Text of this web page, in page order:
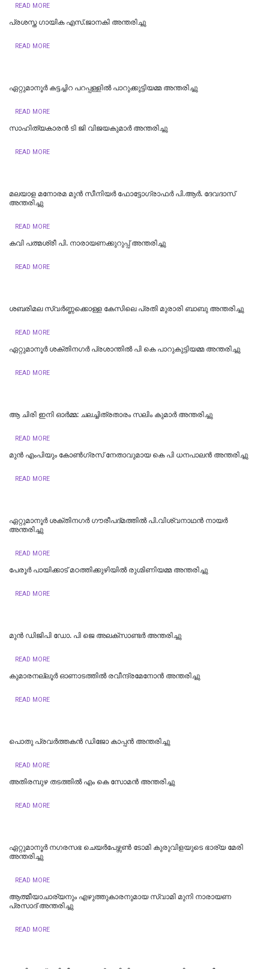
READ MORE
പ്രശസ്ത ഗായിക എസ്.ജാനകി അന്തരിച്ചു
READ MORE
ഏറ്റുമാനൂർ കട്ടച്ചിറ പറപ്പള്ളിൽ പാറുക്കുട്ടിയമ്മ അന്തരിച്ചു
READ MORE
സാഹിത്യകാരൻ ടി ജി വിജയകുമാർ അന്തരിച്ചു
READ MORE
മലയാള മനോരമ മുൻ സീനിയർ ഫോട്ടോഗ്രാഫർ പി.ആർ. ദേവദാസ്
അന്തരിച്ചു
READ MORE
കവി പത്മശ്രീ പി. നാരായണക്കുറുപ്പ് അന്തരിച്ചു
READ MORE
ശബരിമല സ്വർണ്ണക്കൊള്ള കേസിലെ പ്രതി മുരാരി ബാബു അന്തരിച്ചു
READ MORE
ഏറ്റുമാനൂർ ശക്തിനഗർ പ്രശാന്തിൽ പി കെ പാറുകുട്ടിയമ്മ അന്തരിച്ചു
READ MORE
ആ ചിരി ഇനി ഓർമ്മ: ചലച്ചിത്രതാരം സലിം കുമാർ അന്തരിച്ചു
READ MORE
മുന്‍ എംപിയും കോണ്‍ഗ്രസ് നേതാവുമായ കെ പി ധനപാലന്‍ അന്തരിച്ചു
READ MORE
ഏറ്റുമാനൂർ ശക്തിനഗര്‍ ഗൗരീപദ്മത്തില്‍ പി.വിശ്വനാഥൻ നായർ
അന്തരിച്ചു
READ MORE
പേരൂർ പായിക്കാട് മഠത്തിക്കുഴിയിൽ രുഗ്മിണിയമ്മ അന്തരിച്ചു
READ MORE
മുന്‍ ഡിജിപി ഡോ. പി ജെ അലക്സാണ്ടര്‍ അന്തരിച്ചു
READ MORE
കുമാരനല്ലൂർ ഓണാടത്തിൽ രവീന്ദ്രമേനോൻ അന്തരിച്ചു
READ MORE
പൊതു പ്രവര്‍ത്തകന്‍ ഡിജോ കാപ്പന്‍ അന്തരിച്ചു
READ MORE
അതിരമ്പുഴ തടത്തിൽ എം കെ സോമൻ അന്തരിച്ചു
READ MORE
ഏറ്റുമാനൂർ നഗരസഭ ചെയർപേഴ്സൺ ടോമി കുരുവിളയുടെ ഭാര്യ മേരി
അന്തരിച്ചു
READ MORE
ആത്മീയാചാര്യനും എഴുത്തുകാരനുമായ സ്വാമി മുനി നാരായണ
പ്രസാദ് അന്തരിച്ചു
READ MORE